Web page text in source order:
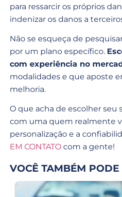
para ressarcir os próprios
indenizar os danos a
Não se esqueça de
por um plano específico.
com experiência no
modalidades e que aposte
melhoria.
O que acha de escolher seu
com uma quem realmente
personalização e a
EM CONTATO com a gente!
VOCÊ TAMBÉM PODE